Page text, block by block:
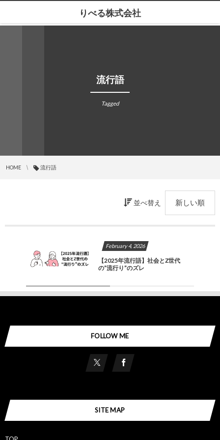
りべる株式会社
流行語
Tagged
HOME 流行語
並べ替え
February 4,2026
【2025年流行語】社会とZ世代
の”流行り”のズレ
FOLLOW ME
SITE MAP